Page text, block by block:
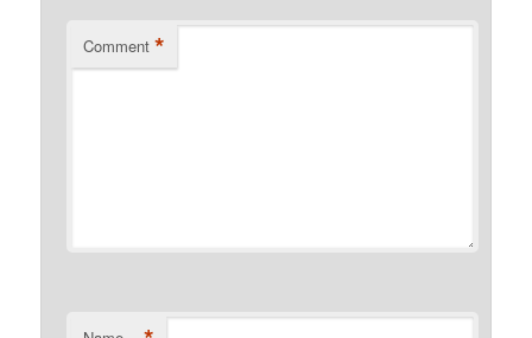
Comment *